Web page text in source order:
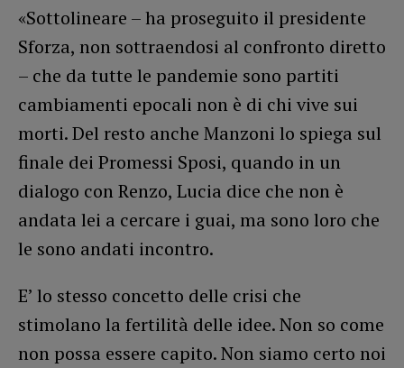
«Sottolineare – ha proseguito il presidente
Sforza, non sottraendosi al confronto diretto
– che da tutte le pandemie sono partiti
cambiamenti epocali non è di chi vive sui
morti. Del resto anche Manzoni lo spiega sul
finale dei Promessi Sposi, quando in un
dialogo con Renzo, Lucia dice che non è
andata lei a cercare i guai, ma sono loro che
le sono andati incontro.
E’ lo stesso concetto delle crisi che
stimolano la fertilità delle idee. Non so come
non possa essere capito. Non siamo certo noi